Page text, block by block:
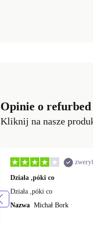
Opinie o refurbed
Kliknij na nasze
Działa ,póki co
Działa ,póki co
Nazwa Michał Bork